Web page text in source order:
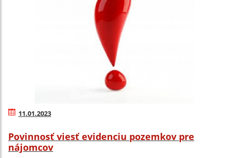
11.01.2023
Povinnosť viesť evidenciu pozemkov pre
nájomcov